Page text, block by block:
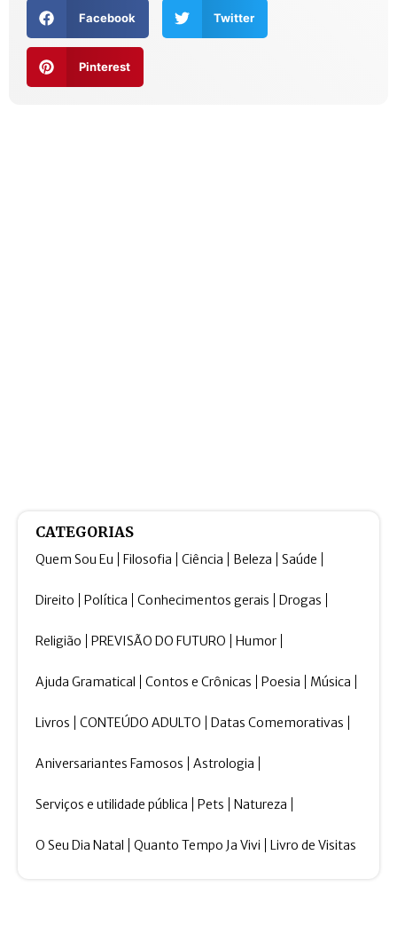
Facebook Twitter
Pinterest
CATEGORIAS
Quem Sou Eu Filosofia Ciência Beleza Saúde
Direito Política Conhecimentos gerais Drogas
Religião PREVISÃO DO FUTURO Humor
Ajuda Gramatical Contos e Crônicas Poesia Música
Livros CONTEÚDO ADULTO Datas Comemorativas
Aniversariantes Famosos Astrologia
Serviços e utilidade pública Pets Natureza
O Seu Dia Natal Quanto Tempo Ja Vivi Livro de Visitas